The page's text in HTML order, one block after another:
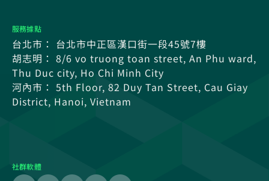
服務據點
台北市： 台北市中正區漢口街一段45號7樓
胡志明： 8/6 vo truong toan street, An Phu ward,
Thu Duc city, Ho Chi Minh City
河內市： 5th Floor, 82 Duy Tan Street, Cau Giay
District, Hanoi, Vietnam
社群軟體